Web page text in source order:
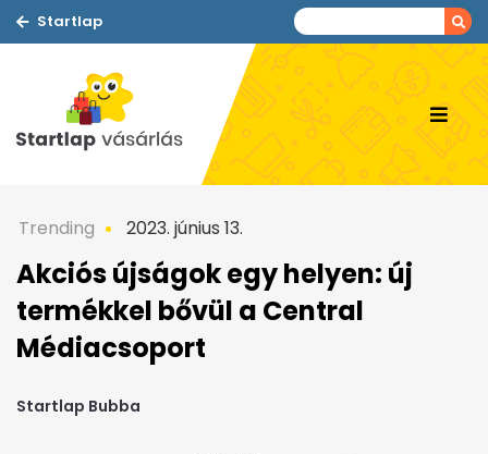
Startlap
Trending 2023. június 13.
Akciós újságok egy helyen: új
termékkel bővül a Central
Médiacsoport
Startlap Bubba